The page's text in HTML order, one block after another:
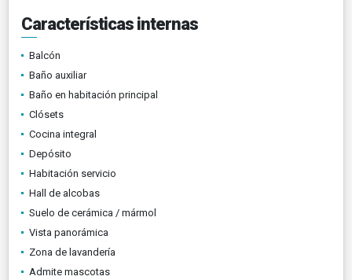
Características internas
Balcón
Baño auxiliar
Baño en habitación principal
Clósets
Cocina integral
Depósito
Habitación servicio
Hall de alcobas
Suelo de cerámica / mármol
Vista panorámica
Zona de lavandería
Admite mascotas